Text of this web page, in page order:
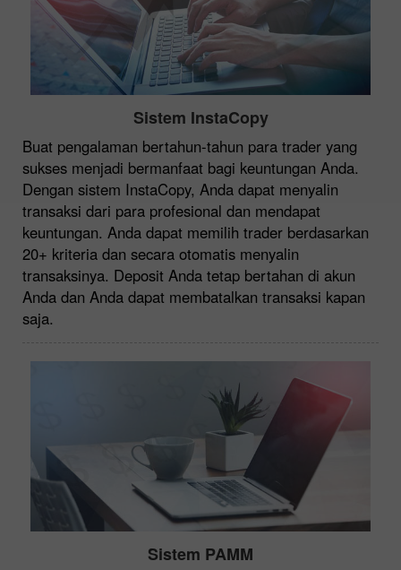
Sistem InstaCopy
Buat pengalaman bertahun-tahun para trader yang
sukses menjadi bermanfaat bagi keuntungan Anda.
Dengan sistem InstaCopy, Anda dapat menyalin
transaksi dari para profesional dan mendapat
keuntungan. Anda dapat memilih trader berdasarkan
20+ kriteria dan secara otomatis menyalin
transaksinya. Deposit Anda tetap bertahan di akun
Anda dan Anda dapat membatalkan transaksi kapan
saja.
Sistem PAMM